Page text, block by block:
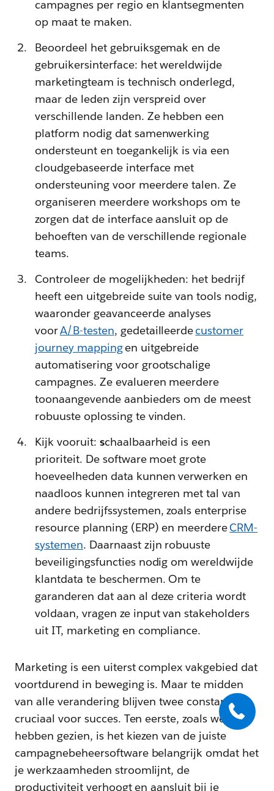
campagnes per regio en klantsegmenten
op maat te maken.
Beoordeel het gebruiksgemak en de
gebruikersinterface: het wereldwijde
marketingteam is technisch onderlegd,
maar de leden zijn verspreid over
verschillende landen. Ze hebben een
platform nodig dat samenwerking
ondersteunt en toegankelijk is via een
cloudgebaseerde interface met
ondersteuning voor meerdere talen. Ze
organiseren meerdere workshops om te
zorgen dat de interface aansluit op de
behoeften van de verschillende regionale
teams.
Controleer de mogelijkheden: het bedrijf
heeft een uitgebreide suite van tools nodig,
waaronder geavanceerde analyses
voorA/B-testen, gedetailleerdecustomer
journey mappingen uitgebreide
automatisering voor grootschalige
campagnes. Ze evalueren meerdere
toonaangevende aanbieders om de meest
robuuste oplossing te vinden.
Kijk vooruit: schaalbaarheid is een
prioriteit. De software moet grote
hoeveelheden data kunnen verwerken en
naadloos kunnen integreren met tal van
andere bedrijfssystemen, zoals enterprise
resource planning (ERP) en meerdereCRM-
systemen. Daarnaast zijn robuuste
beveiligingsfuncties nodig om wereldwijde
klantdata te beschermen. Om te
garanderen dat aan al deze criteria wordt
voldaan, vragen ze input van stakeholders
uit IT, marketing en compliance.
Marketing is een uiterst complex vakgebied dat
voortdurend in beweging is. Maar te midden
van alle verandering blijven twee constanten
cruciaal voor succes. Ten eerste, zoals we al
hebben gezien, is het kiezen van de juiste
campagnebeheersoftware belangrijk omdat het
je werkzaamheden stroomlijnt, de
productiviteit verhoogt en aansluit bij je